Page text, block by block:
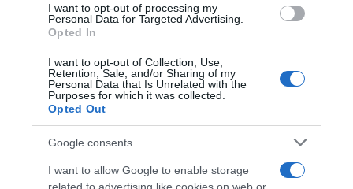
I want to opt-out of processing my
Personal Data for Targeted Advertising.
Opted In
I want to opt-out of Collection, Use,
Retention, Sale, and/or Sharing of my
Personal Data that Is Unrelated with the
Purposes for which it was collected.
Opted Out
Google consents
I want to allow Google to enable storage
alapítója, Sam Altman is annak ellenére, hogy még „új
fiú” a techmogulok között. Mellettük Ted Sarandos, a
Netflix társ-vezérigazgatója szegénylegénynek tűnik
„alig” 200 millió dolláros (65 milliárd forintos)
vagyonával. Természetesen jelen volt Miguel Bezos, a
vőlegény – szintén multimilliárdos – nevelőapja is, aki az
1990-es évek közepén pénzt adott.
Megosztás: Facebook Pinterest